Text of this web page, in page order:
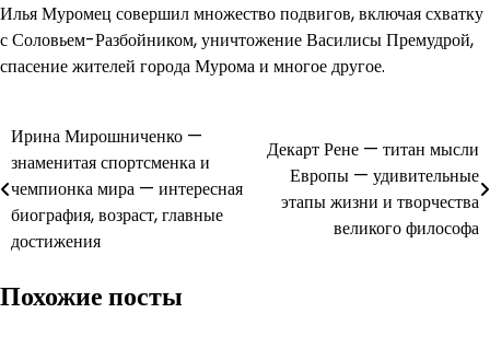
Илья Муромец совершил множество подвигов, включая схватку
с Соловьем-Разбойником, уничтожение Василисы Премудрой,
спасение жителей города Мурома и многое другое.
Навигация
по
записям
Ирина Мирошниченко —
знаменитая спортсменка и
чемпионка мира — интересная
биография, возраст, главные
достижения
Декарт Рене — титан мысли
Европы — удивительные
этапы жизни и творчества
великого философа
Похожие посты